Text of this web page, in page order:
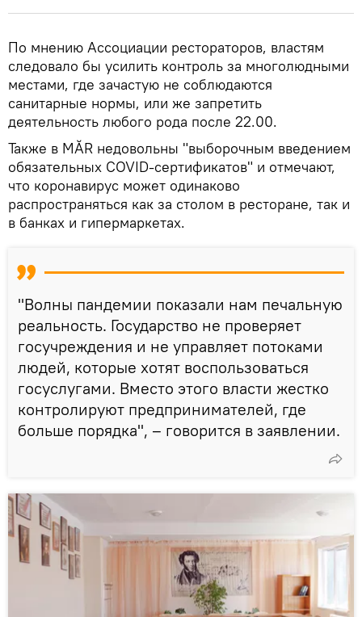
По мнению Ассоциации рестораторов, властям
следовало бы усилить контроль за многолюдными
местами, где зачастую не соблюдаются
санитарные нормы, или же запретить
деятельность любого рода после 22.00.
Также в MĂR недовольны "выборочным введением
обязательных COVID-сертификатов" и отмечают,
что коронавирус может одинаково
распространяться как за столом в ресторане, так и
в банках и гипермаркетах.
"Волны пандемии показали нам печальную
реальность. Государство не проверяет
госучреждения и не управляет потоками
людей, которые хотят воспользоваться
госуслугами. Вместо этого власти жестко
контролируют предпринимателей, где
больше порядка", – говорится в заявлении.